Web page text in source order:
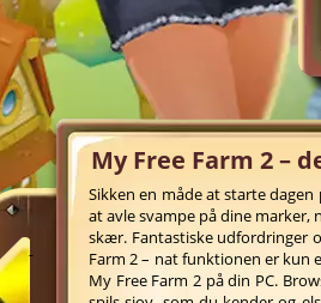
My Free Farm 2 –
Sikken en måde at starte
at avle svampe på dine marker,
skær. Fantastiske udfordringer
Farm 2 – nat funktionen er kun
My Free Farm 2 på din PC.